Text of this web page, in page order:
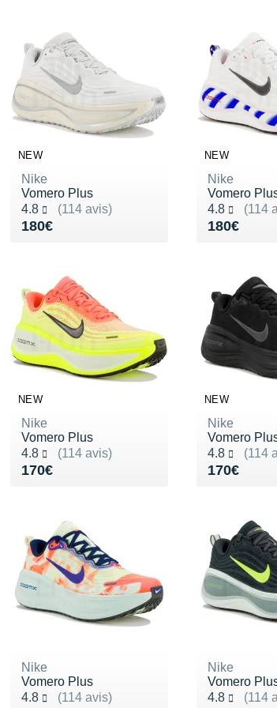
NEW
Nike
Vomero Plus
4.8
(114 avis)
Noté 4.8 sur 5
180€
Vendu 180€
NEW
Nike
Vomero
4.8
(114
Noté 4.8 sur
180€
Vendu 180€
NEW
Nike
Vomero Plus
4.8
(114 avis)
Noté 4.8 sur 5
170€
Vendu 170€
NEW
Nike
Vomero
4.8
(114
Noté 4.8 sur
170€
Vendu 170€
Nike
Vomero Plus
4.8
(114 avis)
Noté 4.8 sur 5
Nike
Vomero
4.8
(114
Noté 4.8 sur